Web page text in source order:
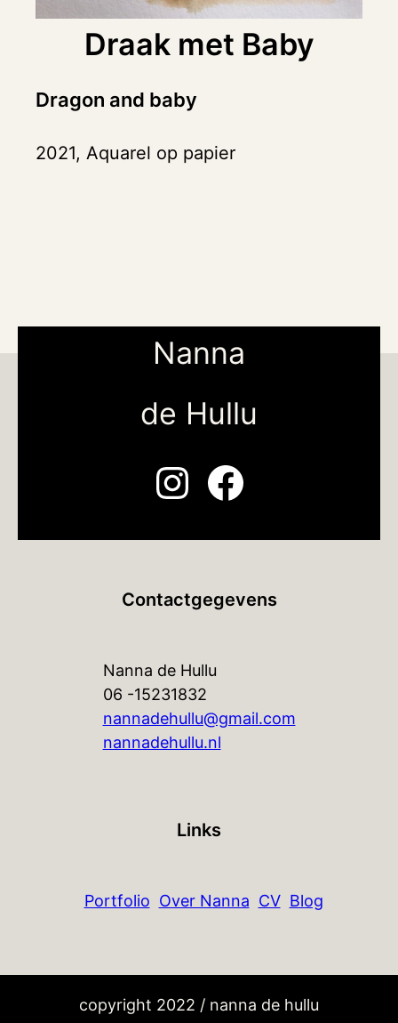
Draak met Baby
Dragon and baby
2021, Aquarel op papier
Contactgegevens
Nanna de Hullu
06 -15231832
nannadehullu@gmail.com
nannadehullu.nl
Nanna
de Hullu
Facebook
Instagram
Links
Portfolio Over Nanna CV Blog
copyright 2022 / nanna de hullu